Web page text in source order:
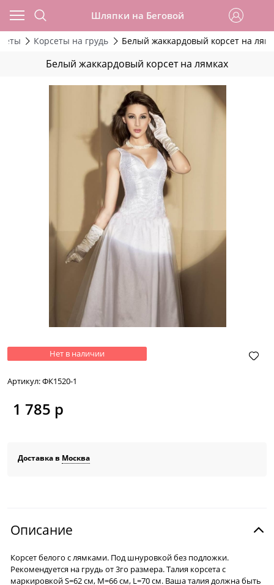
Шляпки на Беговой
Корсеты на грудь Белый жаккардовый корсет на
Белый жаккардовый корсет на лямках
Нет в наличии
Артикул:ФК1520-1
1 785 р
Доставка в Москва
Описание
Корсет белого с лямками. Под шнуровкой без подложки.
Рекомендуется на грудь от 3го размера. Талия корсета с
маркировкой S=62 см, M=66 см, L=70 см. Ваша талия должна быть